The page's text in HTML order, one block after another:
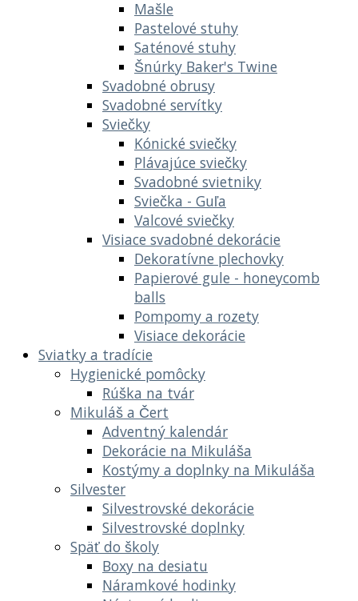
Mašle
Pastelové stuhy
Saténové stuhy
Šnúrky Baker's Twine
Svadobné obrusy
Svadobné servítky
Sviečky
Kónické sviečky
Plávajúce sviečky
Svadobné svietniky
Sviečka - Guľa
Valcové sviečky
Visiace svadobné dekorácie
Dekoratívne plechovky
Papierové gule - honeycomb
balls
Pompomy a rozety
Visiace dekorácie
Sviatky a tradície
Hygienické pomôcky
Rúška na tvár
Mikuláš a Čert
Adventný kalendár
Dekorácie na Mikuláša
Kostýmy a doplnky na Mikuláša
Silvester
Silvestrovské dekorácie
Silvestrovské doplnky
Späť do školy
Boxy na desiatu
Náramkové hodinky